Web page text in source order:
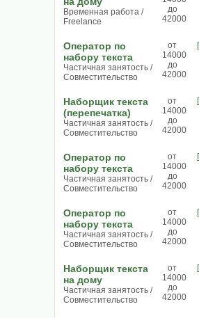
Временная работа /
Freelance
до
42000
Оператор по
набору текста
Частичная занятость /
Совместительство
от
14000
до
42000
Наборщик текста
(перепечатка)
Частичная занятость /
Совместительство
от
14000
до
42000
Оператор по
набору текста
Частичная занятость /
Совместительство
от
14000
до
42000
Оператор по
набору текста
Частичная занятость /
Совместительство
от
14000
до
42000
Наборщик текста
на дому
Частичная занятость /
Совместительство
от
14000
до
42000